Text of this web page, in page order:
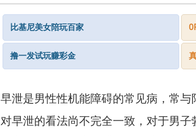
比基尼美女陪玩百家
撸一发试玩赚彩金
早泄是男性性机能障碍的常见病，常
对早泄的看法尚不完全一致，对于男